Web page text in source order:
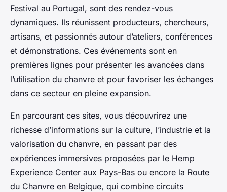
Festival au Portugal, sont des rendez-vous
dynamiques. Ils réunissent producteurs, chercheurs,
artisans, et passionnés autour d’ateliers, conférences
et démonstrations. Ces événements sont en
premières lignes pour présenter les avancées dans
l’utilisation du chanvre et pour favoriser les échanges
dans ce secteur en pleine expansion.
En parcourant ces sites, vous découvrirez une
richesse d’informations sur la culture, l’industrie et la
valorisation du chanvre, en passant par des
expériences immersives proposées par le Hemp
Experience Center aux Pays-Bas ou encore la Route
du Chanvre en Belgique, qui combine circuits